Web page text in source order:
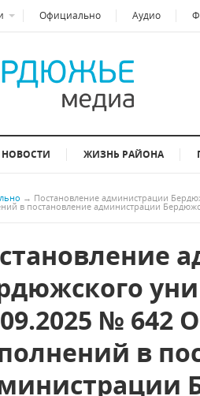
Официально Аудио
НОВОСТИ ЖИЗНЬ РАЙОНА
→ Постановление администрации
в постановление администрации
№ 642
в